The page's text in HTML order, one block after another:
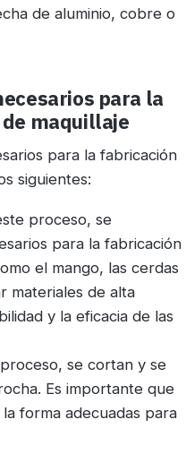
de aluminio, cobre o
para la
maquillaje
para la fabricación
siguientes:
proceso, se
para la fabricación
el mango, las cerdas
materiales de alta
y la eficacia de las
se cortan y se
Es importante que
forma adecuadas para